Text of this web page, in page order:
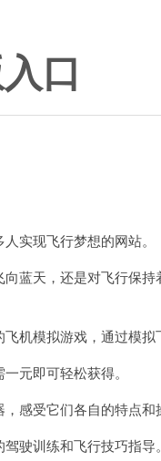
口
实现飞行梦想的网站。
天，还是对飞行保持
模拟游戏，通过模拟
元即可轻松获得。
受它们各自的特点和
驶训练和飞行技巧指导。